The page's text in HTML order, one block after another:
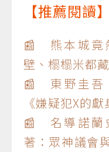
【推薦閱讀
📰 熊本城竟
壁、榻榻米都
📰 東野圭吾
《嫌疑犯X的
📰 名導諾蘭
著：眾神議會